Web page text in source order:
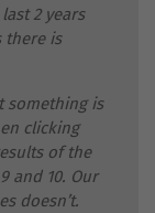
2 years
there is
something is
clicking
of the
and 10. Our
doesn’t.